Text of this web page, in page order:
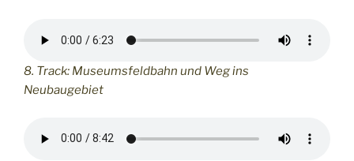
8. Track: Museumsfeldbahn und Weg ins
Neubaugebiet